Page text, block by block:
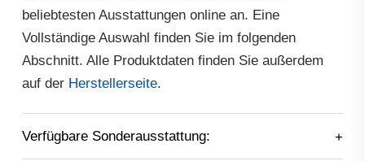
beliebtesten Ausstattungen online an. Eine
Vollständige Auswahl finden Sie im folgenden
Abschnitt. Alle Produktdaten finden Sie außerdem
auf der Herstellerseite.
Verfügbare Sonderausstattung: